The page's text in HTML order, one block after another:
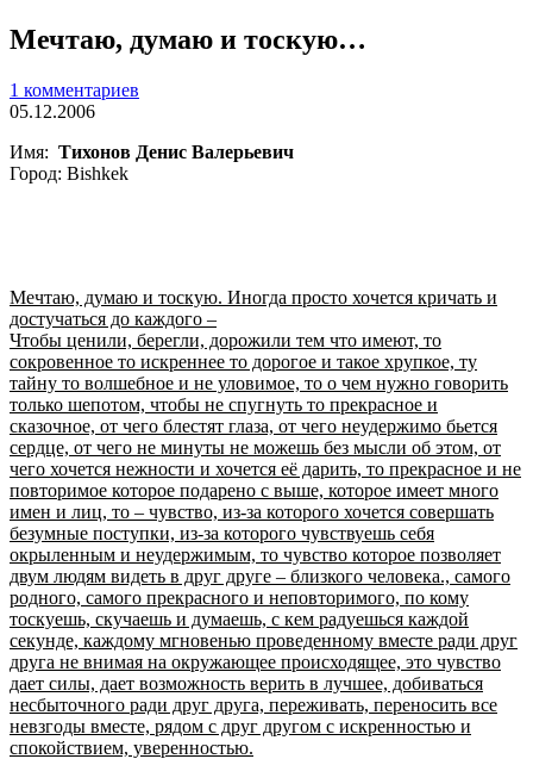
Мечтаю, думаю и тоскую…
1 комментариев
05.12.2006
Имя: Тихонов Денис Валерьевич
Город: Bishkek
Мечтаю, думаю и тоскую. Иногда просто хочется кричать и
достучаться до каждого –
Чтобы ценили, берегли, дорожили тем что имеют, то
сокровенное то искреннее то дорогое и такое хрупкое, ту
тайну то волшебное и не уловимое, то о чем нужно говорить
только шепотом, чтобы не спугнуть то прекрасное и
сказочное, от чего блестят глаза, от чего неудержимо бьется
сердце, от чего не минуты не можешь без мысли об этом, от
чего хочется нежности и хочется её дарить, то прекрасное и не
повторимое которое подарено с выше, которое имеет много
имен и лиц, то – чувство, из-за которого хочется совершать
безумные поступки, из-за которого чувствуешь себя
окрыленным и неудержимым, то чувство которое позволяет
двум людям видеть в друг друге – близкого человека., самого
родного, самого прекрасного и неповторимого, по кому
тоскуешь, скучаешь и думаешь, с кем радуешься каждой
секунде, каждому мгновенью проведенному вместе ради друг
друга не внимая на окружающее происходящее, это чувство
дает силы, дает возможность верить в лучшее, добиваться
несбыточного ради друг друга, переживать, переносить все
невзгоды вместе, рядом с друг другом с искренностью и
спокойствием, уверенностью.